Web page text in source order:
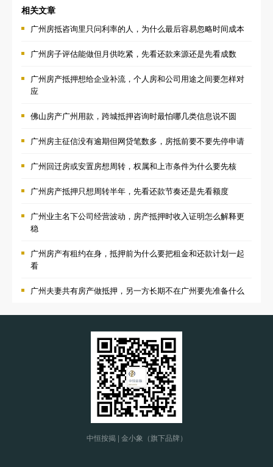
相关文章
广州房抵咨询里只问利率的人，为什么最后容易忽略时间成本
广州房子评估能做但月供吃紧，先看还款来源还是先看成数
广州房产抵押想给企业补流，个人房和公司用途之间要怎样对
应
佛山房产广州用款，跨城抵押咨询时最怕哪几类信息说不圆
广州房主征信没有逾期但网贷笔数多，房抵前要不要先停申请
广州回迁房或安置房想周转，权属和上市条件为什么要先核
广州房产抵押只想周转半年，先看还款节奏还是先看额度
广州业主名下公司经营波动，房产抵押时收入证明怎么解释更
稳
广州房产有租约在身，抵押前为什么要把租金和还款计划一起
看
广州夫妻共有房产做抵押，另一方长期不在广州要先准备什么
中恒按揭 | 金小象（旗下品牌）